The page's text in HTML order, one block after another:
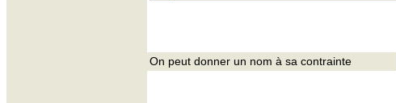
On peut donner un nom à sa contrainte